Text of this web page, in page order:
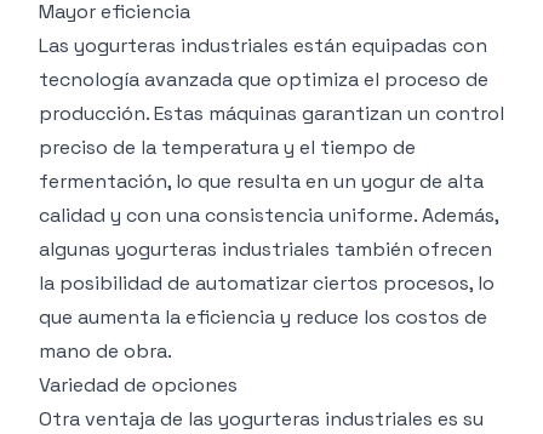
Mayor eficiencia
Las yogurteras industriales están equipadas con
tecnología avanzada que optimiza el proceso de
producción. Estas máquinas garantizan un control
preciso de la temperatura y el tiempo de
fermentación, lo que resulta en un yogur de alta
calidad y con una consistencia uniforme. Además,
algunas yogurteras industriales también ofrecen
la posibilidad de automatizar ciertos procesos, lo
que aumenta la eficiencia y reduce los costos de
mano de obra.
Variedad de opciones
Otra ventaja de las yogurteras industriales es su